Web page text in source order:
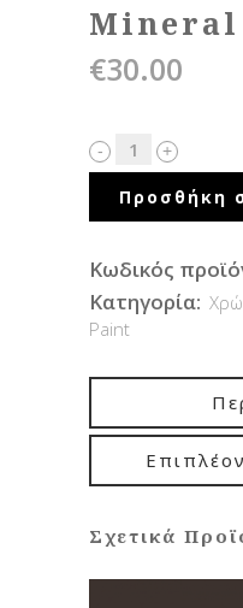
€30.00
Προσθήκη
Κωδικός
Κατηγορία:
Paint
Σχετικά